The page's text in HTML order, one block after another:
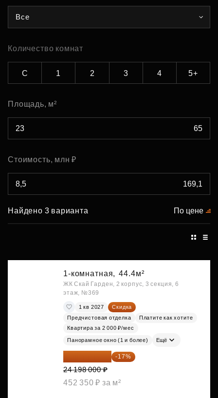
Все
Количество комнат
С 1 2 3 4 5+
Площадь, м²
Стоимость, млн ₽
Найдено 3 варианта По цене
1-комнатная, 44.4м²
ЖК Скай Гарден, 2 корпус, 3 секция, 6
этаж, №369
1 кв 2027
Скидка
Предчистовая отделка
Платите как хотите
Квартира за 2 000 ₽/мес
Панорамное окно (1 и более) Ещё
20 084 340 ₽ -17%
24 198 000 ₽
452 350 ₽ за м²